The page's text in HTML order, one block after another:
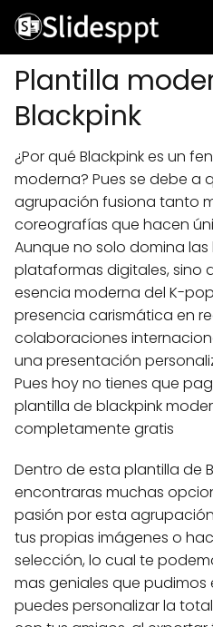
Plantilla
Blackpink
¿Por qué Blackpink es un
moderna? Pues se debe a
agrupación fusiona tanto
coreografías que hacen
Aunque no solo domina las
plataformas digitales, sino
esencia moderna del K-
presencia carismática en
colaboraciones
una presentación
Pues hoy no tienes que
plantilla de blackpink
completamente gratis
Dentro de esta plantilla de
encontraras muchas
pasión por esta
tus propias imágenes o
selección, lo cual te
mas geniales que pudimos
puedes personalizar la